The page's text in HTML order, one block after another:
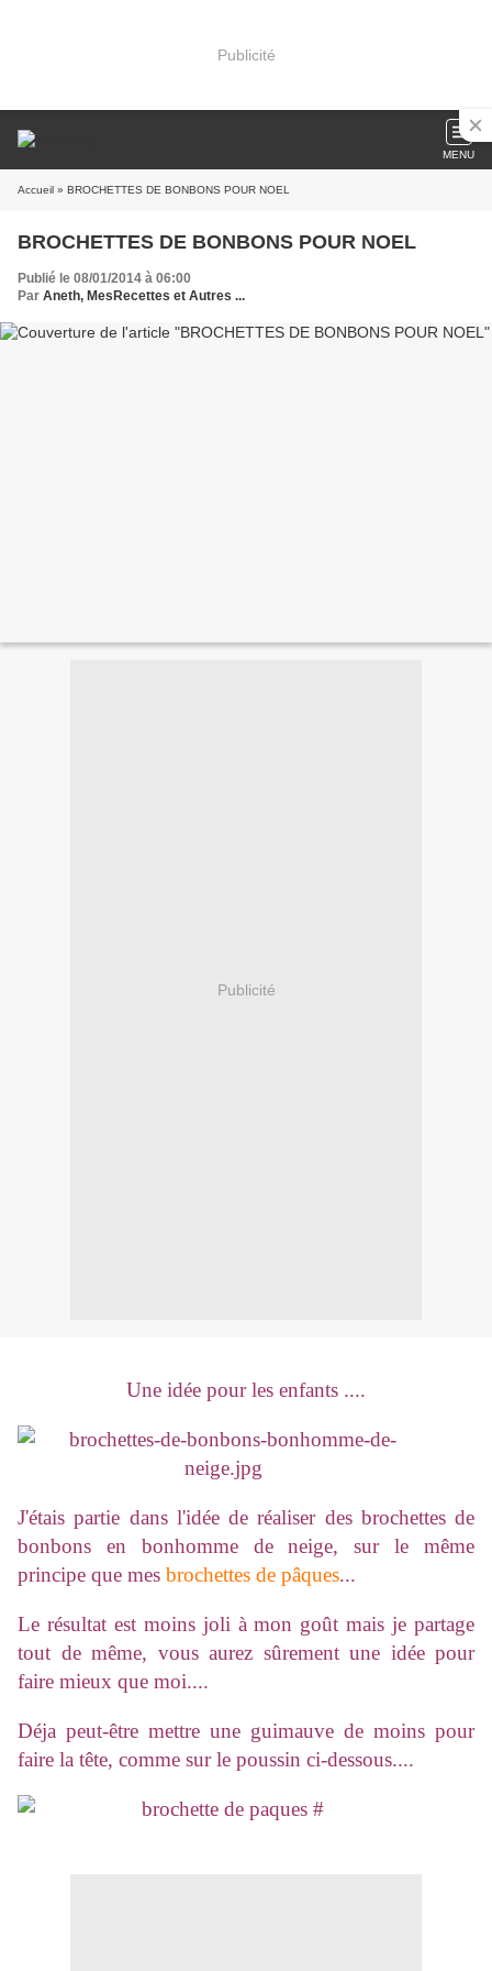
Publicité
MENU
Accueil » BROCHETTES DE BONBONS POUR NOEL
BROCHETTES DE BONBONS POUR NOEL
Publié le 08/01/2014 à 06:00
Par Aneth, MesRecettes et Autres ...
Publicité
Une idée pour les enfants ....
J'étais partie dans l'idée de réaliser des brochettes de
bonbons en bonhomme de neige, sur le même
principe que mes brochettes de pâques...
Le résultat est moins joli à mon goût mais je partage
tout de même, vous aurez sûrement une idée pour
faire mieux que moi....
Déja peut-être mettre une guimauve de moins pour
faire la tête, comme sur le poussin ci-dessous....